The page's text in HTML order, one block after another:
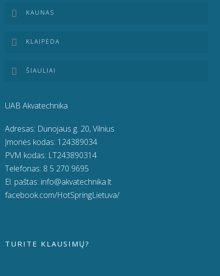
KAUNAS
KLAIPĖDA
ŠIAULIAI
UAB Akvatechnika
Adresas: Dunojaus g. 20, Vilnius
Įmonės kodas: 124389034
PVM kodas: LT243890314
Telefonas: 8 5 270 9695
El. paštas: info@akvatechnika.lt
facebook.com/HotSpringLietuva/
TURITE KLAUSIMŲ?